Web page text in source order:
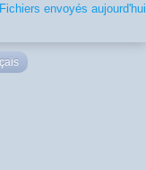
Fichiers envoyés aujourd'hui